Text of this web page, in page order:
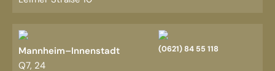
Mannheim–Innenstadt
Q7, 24
(0621) 84 55 118